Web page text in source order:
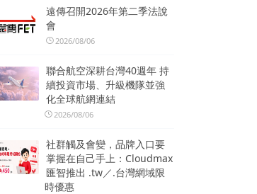
遠傳召開2026年第二季法說
會
2026/08/06
聯合航空深耕台灣40週年 持
續投資市場、升級機隊並強
化全球航網連結
2026/08/06
社群觸及會變，品牌入口要
掌握在自己手上：Cloudmax
匯智推出 .tw／.台灣網域限
時優惠